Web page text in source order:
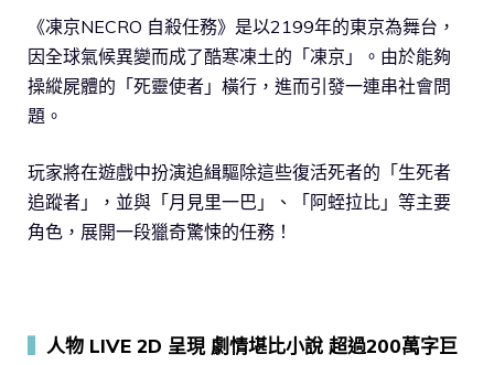
《凍京NECRO 自殺任務》是以2199年的東京為舞台，
因全球氣候異變而成了酷寒凍土的「凍京」。由於能夠
操縱屍體的「死靈使者」橫行，進而引發一連串社會問
題。
玩家將在遊戲中扮演追緝驅除這些復活死者的「生死者
追蹤者」，並與「月見里一巴」、「阿蛭拉比」等主要
角色，展開一段獵奇驚悚的任務！
人物 LIVE 2D 呈現 劇情堪比小說 超過200萬字巨